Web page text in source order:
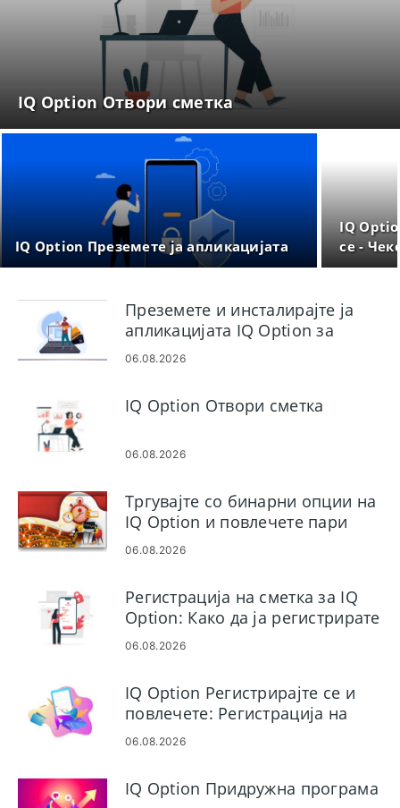
IQ Option Отвори сметка
IQ Option Преземете ја апликацијата
IQ
се -
Преземете и инсталирајте ја
апликацијата IQ Option за
лаптоп/компјутер (Windows,
06.08.2026
IQ Option Отвори сметка
06.08.2026
Тргувајте со бинарни опции на
IQ Option и повлечете пари
06.08.2026
Регистрација на сметка за IQ
Option: Како да ја регистрирате
вашата трговска сметка
06.08.2026
IQ Option Регистрирајте се и
повлечете: Регистрација на
сметка и наплата
06.08.2026
IQ Option Придружна програма